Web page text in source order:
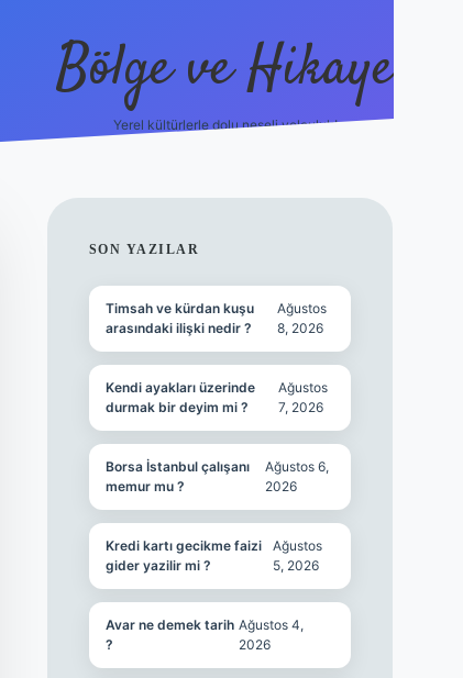
Bölge ve Hikaye
Yerel kültürlerle dolu neşeli yolculuk!
SIDEBAR
SON YAZILAR
Timsah ve kürdan kuşu
arasındaki ilişki nedir ?
Ağustos
8, 2026
Kendi ayakları üzerinde
durmak bir deyim mi ?
Ağustos
7, 2026
Borsa İstanbul çalışanı
memur mu ?
Ağustos 6,
2026
Kredi kartı gecikme faizi
gider yazilir mi ?
Ağustos
5, 2026
Avar ne demek tarih
?
Ağustos 4,
2026
grand opera bet